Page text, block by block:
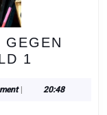
1
20:48